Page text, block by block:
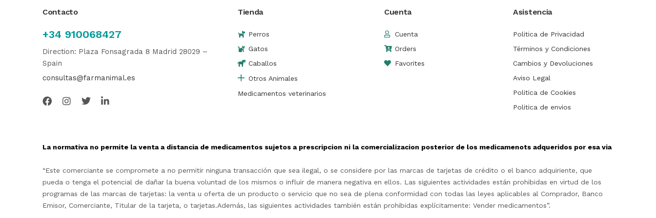
Contacto
+34 910068427
Direction: Plaza Fonsagrada 8 Madrid 28029 –
Spain
consultas@farmanimal.es
Tienda
Perros
Gatos
Caballos
Otros Animales
Medicamentos veterinarios
Cuenta
Cuenta
Orders
Favorites
Asistencia
Politica de Privacidad
Términos y Condiciones
Cambios y Devoluciones
Aviso Legal
Politica de Cookies
Politica de envios
La normativa no permite la venta a distancia de medicamentos sujetos a prescripcion ni la comercializacion posterior de los medicamenots adqueridos por esa via
“Este comerciante se compromete a no permitir ninguna transacción que sea ilegal, o se considere por las marcas de tarjetas de crédito o el banco adquiriente, que
pueda o tenga el potencial de dañar la buena voluntad de los mismos o influir de manera negativa en ellos. Las siguientes actividades están prohibidas en virtud de los
programas de las marcas de tarjetas: la venta u oferta de un producto o servicio que no sea de plena conformidad con todas las leyes aplicables al Comprador, Banco
Emisor, Comerciante, Titular de la tarjeta, o tarjetas.Además, las siguientes actividades también están prohibidas explícitamente: Vender medicamentos”.